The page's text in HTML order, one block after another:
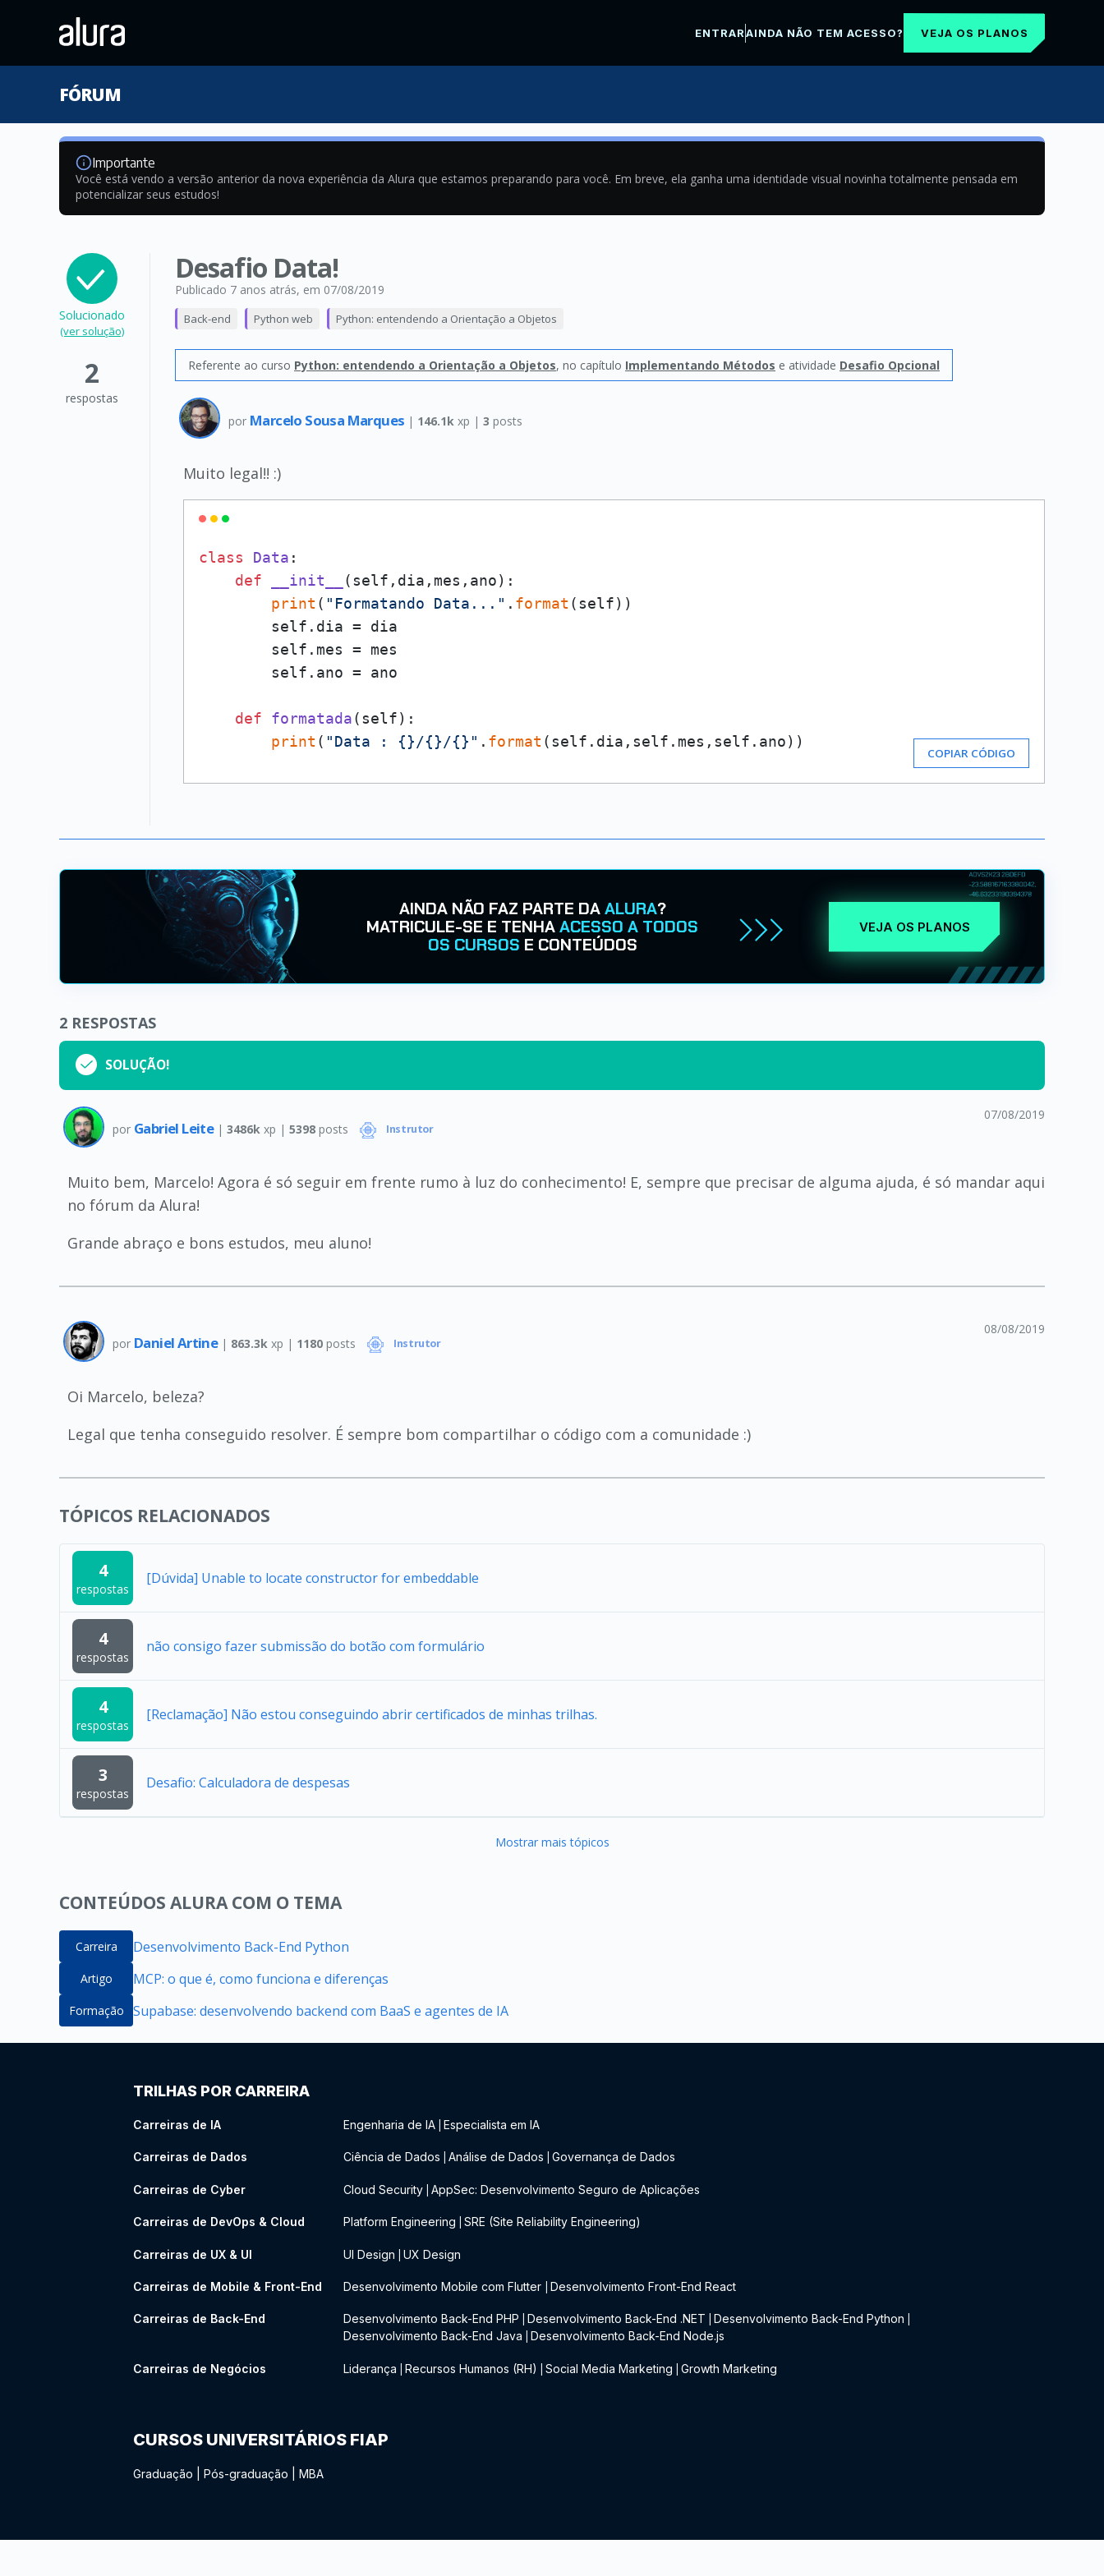
ENTRARAINDA NÃO TEM ACESSO? VEJA OS PLANOS
FÓRUM
Importante
Você está vendo a versão anterior da nova experiência da Alura que estamos preparando para você. Em breve, ela ganha uma identidade visual novinha totalmente pensada em
potencializar seus estudos!
Solucionado
(ver solução)
2
respostas
Desafio Data!
Publicado 7 anos atrás, em 07/08/2019
Back-end Python web Python: entendendo a Orientação a Objetos
Referente ao curso Python: entendendo a Orientação a Objetos, no capítulo Implementando Métodos e atividade Desafio Opcional
por Marcelo Sousa Marques | 146.1k xp | 3 posts
Muito legal!! :)
class Data :
def
__init__ (self,dia,mes,ano):
print ( "Formatando Data..." . format (self))
        self.dia = dia
        self.mes = mes
        self.ano = ano
def formatada(self):
print ( "Data : {}/{}/{}" . format (self.dia,self.mes,self.ano))
COPIAR CÓDIGO
AINDA NÃO FAZ PARTE DAALURA?
MATRICULE-SE E TENHAACESSO A TODOS
OS CURSOS E CONTEÚDOS
VEJA OS PLANOS
2 RESPOSTAS
SOLUÇÃO!
por Gabriel Leite | 3486k xp | 5398posts Instrutor
07/08/2019
Muito bem, Marcelo! Agora é só seguir em frente rumo à luz do conhecimento! E, sempre que precisar de alguma ajuda, é só mandar aqui
no fórum da Alura!
Grande abraço e bons estudos, meu aluno!
por Daniel Artine | 863.3k xp | 1180posts Instrutor
08/08/2019
Oi Marcelo, beleza?
Legal que tenha conseguido resolver. É sempre bom compartilhar o código com a comunidade :)
TÓPICOS RELACIONADOS
4
respostas
[Dúvida] Unable to locate constructor for embeddable
4
respostas
não consigo fazer submissão do botão com formulário
4
respostas
[Reclamação] Não estou conseguindo abrir certificados de minhas trilhas.
3
respostas
Desafio: Calculadora de despesas
Mostrar mais tópicos
CONTEÚDOS ALURA COM O TEMA
Carreira Desenvolvimento Back-End Python
Artigo MCP: o que é, como funciona e diferenças
Formação Supabase: desenvolvendo backend com BaaS e agentes de IA
TRILHAS POR CARREIRA
Carreiras de IA Engenharia de IA Especialista em IA
Carreiras de Dados Ciência de Dados Análise de Dados Governança de Dados
Carreiras de Cyber Cloud Security AppSec: Desenvolvimento Seguro de Aplicações
Carreiras de DevOps & Cloud Platform Engineering SRE (Site Reliability Engineering)
Carreiras de UX & UI UI Design UX Design
Carreiras de Mobile & Front-End Desenvolvimento Mobile com Flutter Desenvolvimento Front-End React
Carreiras de Back-End Desenvolvimento Back-End PHP Desenvolvimento Back-End .NET Desenvolvimento Back-End Python
Desenvolvimento Back-End Java Desenvolvimento Back-End Node.js
Carreiras de Negócios Liderança Recursos Humanos (RH) Social Media Marketing Growth Marketing
CURSOS UNIVERSITÁRIOS FIAP
Graduação Pós-graduação MBA